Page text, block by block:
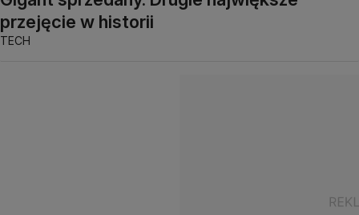
przejęcie w historii
TECH